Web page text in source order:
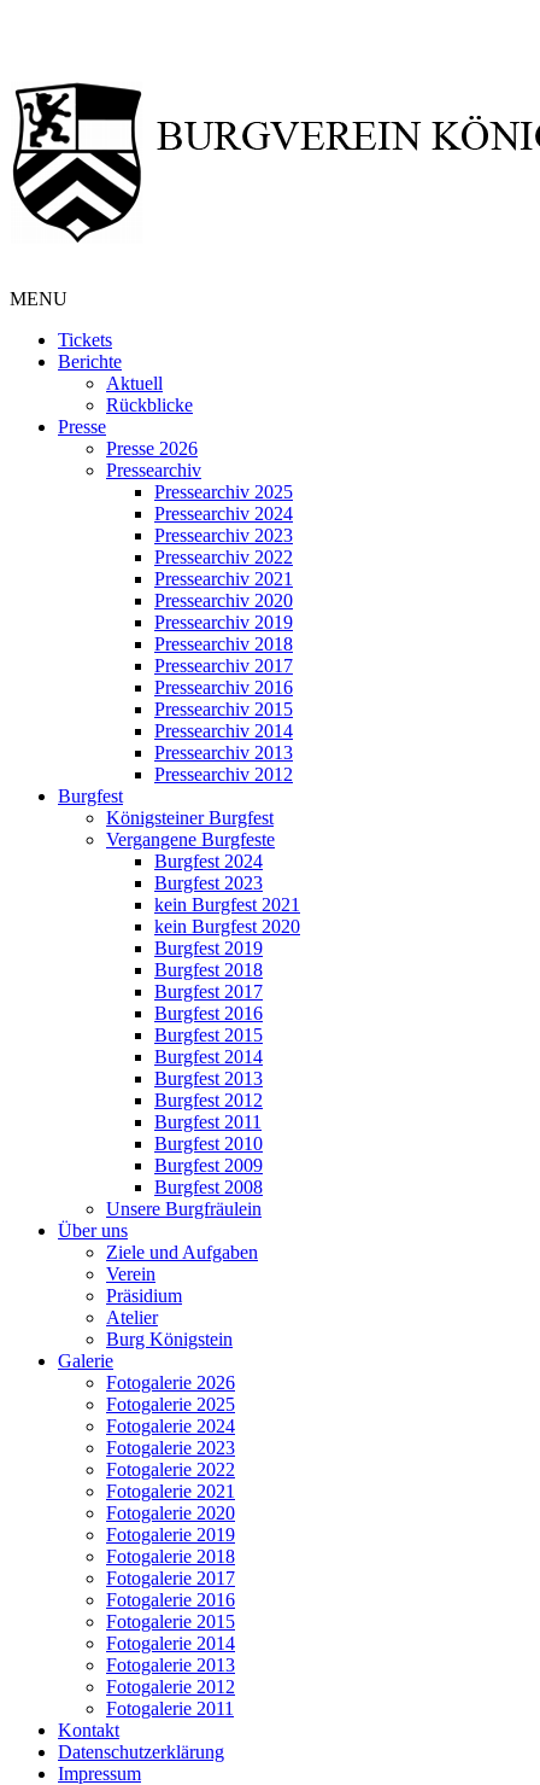
MENU
Tickets
Berichte
Aktuell
Rückblicke
Presse
Presse 2026
Pressearchiv
Pressearchiv 2025
Pressearchiv 2024
Pressearchiv 2023
Pressearchiv 2022
Pressearchiv 2021
Pressearchiv 2020
Pressearchiv 2019
Pressearchiv 2018
Pressearchiv 2017
Pressearchiv 2016
Pressearchiv 2015
Pressearchiv 2014
Pressearchiv 2013
Pressearchiv 2012
Burgfest
Königsteiner Burgfest
Vergangene Burgfeste
Burgfest 2024
Burgfest 2023
kein Burgfest 2021
kein Burgfest 2020
Burgfest 2019
Burgfest 2018
Burgfest 2017
Burgfest 2016
Burgfest 2015
Burgfest 2014
Burgfest 2013
Burgfest 2012
Burgfest 2011
Burgfest 2010
Burgfest 2009
Burgfest 2008
Unsere Burgfräulein
Über uns
Ziele und Aufgaben
Verein
Präsidium
Atelier
Burg Königstein
Galerie
Fotogalerie 2026
Fotogalerie 2025
Fotogalerie 2024
Fotogalerie 2023
Fotogalerie 2022
Fotogalerie 2021
Fotogalerie 2020
Fotogalerie 2019
Fotogalerie 2018
Fotogalerie 2017
Fotogalerie 2016
Fotogalerie 2015
Fotogalerie 2014
Fotogalerie 2013
Fotogalerie 2012
Fotogalerie 2011
Kontakt
Datenschutzerklärung
Impressum